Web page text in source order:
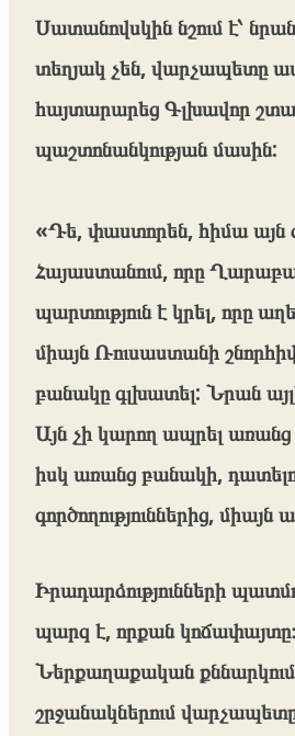
Սատանովսկին նշում է՝
տեղյակ չեն, վարչապետը
հայտարարեց Գլխավոր
պաշտոնանկության մասին:
«Դե, փաստորեն, հիմա այն
Հայաստանում, որը
պարտություն է կրել, որը
միայն Ռուսաստանի
բանակը գլխատել: Նրան
Այն չի կարող ապրել
իսկ առանց բանակի,
գործողություններից, միայն
Իրադարձությունների
պարզ է, որքան կոճափայտը։
Ներքաղաքական
շրջանակներում